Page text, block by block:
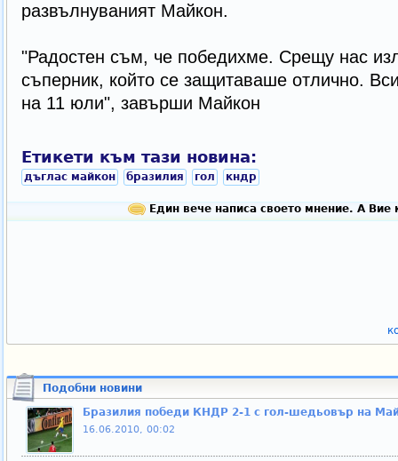
развълнуваният Майкон.
"Радостен съм, че победихме. Срещу нас
съперник, който се защитаваше отлично.
на 11 юли", завърши Майкон
Етикети към тази новина:
дъглас майкон бразилия гол кндр
Един вече написа своето мнение. А Вие
Подобни новини
Бразилия победи КНДР 2-1 с гол-шедьовър на
16.06.2010, 00:02